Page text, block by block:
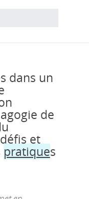
dans un
de
et
pratiques